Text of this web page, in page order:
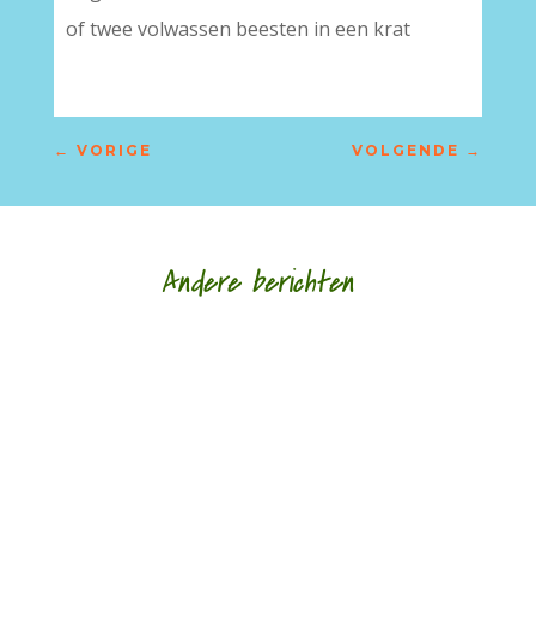
of twee volwassen beesten in een krat
← VORIGE VOLGENDE →
Andere berichten